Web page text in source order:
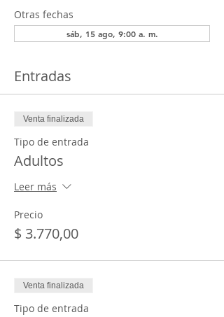
Otras fechas
sáb, 15 ago, 9:00 a. m.
Entradas
Venta finalizada
Tipo de entrada
Adultos
Leer más
Precio
$ 3.770,00
Venta finalizada
Tipo de entrada